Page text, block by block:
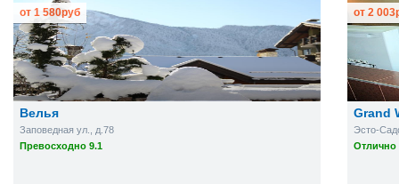
Велья
Заповедная ул., д.78
Превосходно 9.1
от 1 580руб
Grand
Эсто-
Отлично
от 2 003